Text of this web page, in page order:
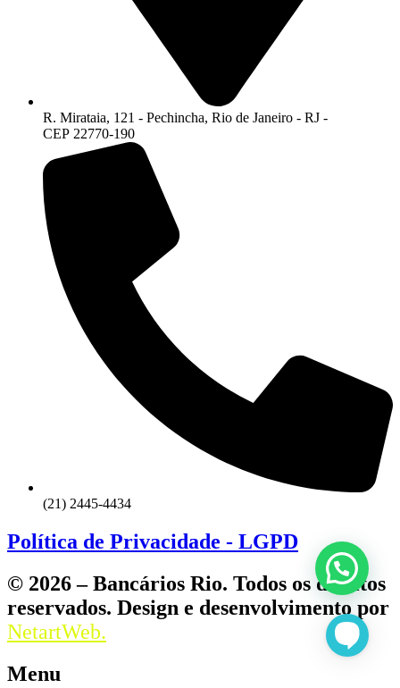
R. Mirataia, 121 - Pechincha, Rio de Janeiro - RJ -
CEP 22770-190
(21) 2445-4434
Política de Privacidade - LGPD
© 2026 – Bancários Rio. Todos os direitos
reservados. Design e desenvolvimento por
NetartWeb.
Menu